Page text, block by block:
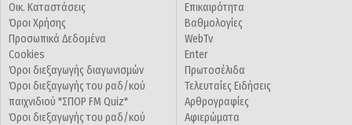
Οικ. Καταστάσεις
Όροι Χρήσης
Προσωπικά Δεδομένα
Cookies
Όροι διεξαγωγής διαγωνισμών
Όροι διεξαγωγής του ραδ/κού
παιχνιδιού "ΣΠΟΡ FM Quiz"
Όροι διεξαγωγής του ραδ/κού
Επικαιρότητα
Βαθμολογίες
WebTv
Enter
Πρωτοσέλιδα
Τελευταίες Ειδήσεις
Αρθρογραφίες
Αφιερώματα